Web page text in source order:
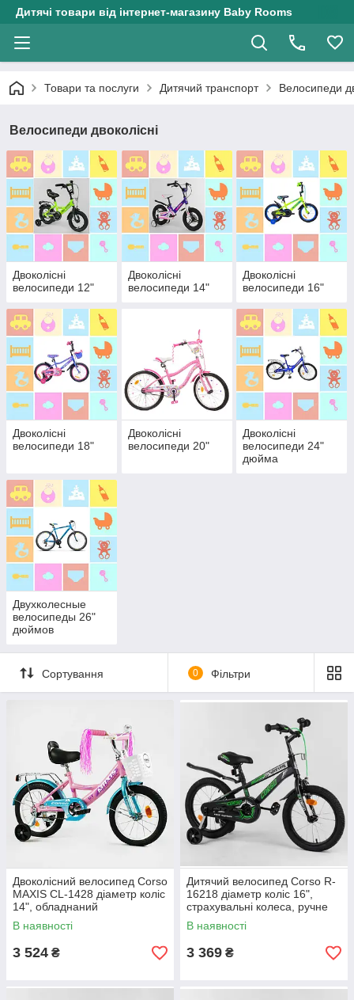
Дитячі товари від інтернет-магазину Baby Rooms
Товари та послуги Дитячий транспорт Велосипеди
Велосипеди двоколісні
Двоколісні
велосипеди 12"
Двоколісні
велосипеди 14"
Двоколісні
велосипеди 16"
Двоколісні
велосипеди 18"
Двоколісні
велосипеди 20"
Двоколісні
велосипеди 24"
дюйма
Двухколесные
велосипеды 26"
дюймов
Сортування 0 Фільтри
Двоколісний велосипед Corso
MAXIS CL-1428 діаметр коліс
14", обладнаний
страхувальними колесами,
ручне гальмо
В наявності
3 524 ₴
Дитячий велосипед Corso R-
16218 діаметр коліс 16",
страхувальні колеса, ручне
гальмо та дзвіночок
В наявності
3 369 ₴